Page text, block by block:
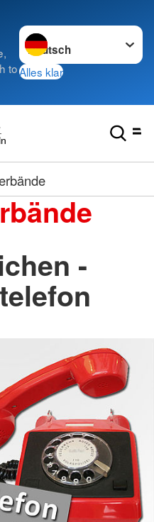
to
Sprache wechseln zu
Alles klar
-